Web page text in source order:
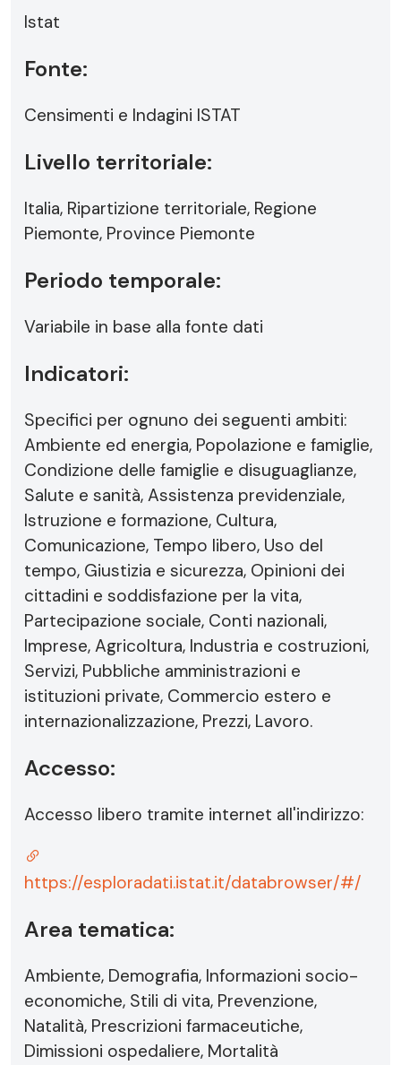
Istat
Fonte:
Censimenti e Indagini ISTAT
Livello territoriale:
Italia, Ripartizione territoriale, Regione
Piemonte, Province Piemonte
Periodo temporale:
Variabile in base alla fonte dati
Indicatori:
Specifici per ognuno dei seguenti ambiti:
Ambiente ed energia, Popolazione e famiglie,
Condizione delle famiglie e disuguaglianze,
Salute e sanità, Assistenza previdenziale,
Istruzione e formazione, Cultura,
Comunicazione, Tempo libero, Uso del
tempo, Giustizia e sicurezza, Opinioni dei
cittadini e soddisfazione per la vita,
Partecipazione sociale, Conti nazionali,
Imprese, Agricoltura, Industria e costruzioni,
Servizi, Pubbliche amministrazioni e
istituzioni private, Commercio estero e
internazionalizzazione, Prezzi, Lavoro.
Accesso:
Accesso libero tramite internet all'indirizzo:
https://esploradati.istat.it/databrowser/#/
Area tematica:
Ambiente, Demografia, Informazioni socio-
economiche, Stili di vita, Prevenzione,
Natalità, Prescrizioni farmaceutiche,
Dimissioni ospedaliere, Mortalità